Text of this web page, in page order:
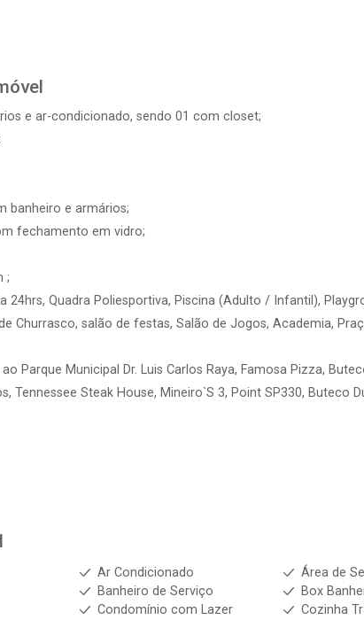
e ar-condicionado, sendo 01 com closet;
banheiro e armários;
fechamento em vidro;
;
24hrs, Quadra Poliesportiva, Piscina (Adulto / Infantil),
Churrasco, salão de festas, Salão de Jogos, Academia,
Parque Municipal Dr. Luis Carlos Raya, Famosa Pizza,
Tennessee Steak House, Mineiro`S 3, Point SP330, Buteco
Ar Condicionado
Área de
Banheiro de Serviço
Box
Condomínio com Lazer
Cozinha